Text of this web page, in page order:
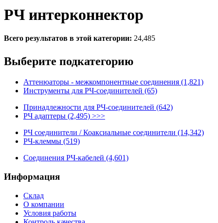
РЧ интерконнектор
Всего результатов в этой категории: 24,485
Выберите подкатегорию
Аттенюаторы - межкомпонентные соединения (1,821)
Инструменты для РЧ-соединителей (65)
Принадлежности для РЧ-соединителей (642)
РЧ адаптеры (2,495) >>>
РЧ соединители / Коаксиальные соединители (14,342)
РЧ-клеммы (519)
Соединения РЧ-кабелей (4,601)
Информация
Склад
О компании
Условия работы